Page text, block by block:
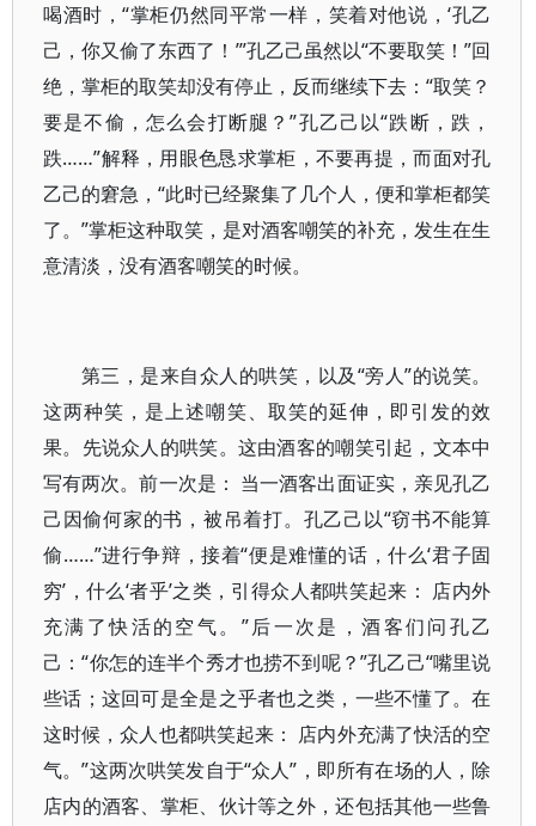
喝酒时，“掌柜仍然同平常一样，笑着对他说，‘孔乙
己，你又偷了东西了！’”孔乙己虽然以“不要取笑！”回
绝，掌柜的取笑却没有停止，反而继续下去：“取笑？
要是不偷，怎么会打断腿？”孔乙己以“跌断，跌，
跌……”解释，用眼色恳求掌柜，不要再提，而面对孔
乙己的窘急，“此时已经聚集了几个人，便和掌柜都笑
了。”掌柜这种取笑，是对酒客嘲笑的补充，发生在生
意清淡，没有酒客嘲笑的时候。
第三，是来自众人的哄笑，以及“旁人”的说笑。
这两种笑，是上述嘲笑、取笑的延伸，即引发的效
果。先说众人的哄笑。这由酒客的嘲笑引起，文本中
写有两次。前一次是： 当一酒客出面证实，亲见孔乙
己因偷何家的书，被吊着打。孔乙己以“窃书不能算
偷……”进行争辩，接着“便是难懂的话，什么‘君子固
穷’，什么‘者乎’之类，引得众人都哄笑起来： 店内外
充满了快活的空气。”后一次是，酒客们问孔乙
己：“你怎的连半个秀才也捞不到呢？”孔乙己“嘴里说
些话；这回可是全是之乎者也之类，一些不懂了。在
这时候，众人也都哄笑起来： 店内外充满了快活的空
气。”这两次哄笑发自于“众人”，即所有在场的人，除
店内的酒客、掌柜、伙计等之外，还包括其他一些鲁